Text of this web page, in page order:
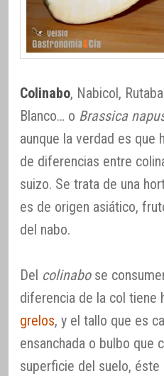
Colinabo, Nabicol,
Blanco… o Brassica
aunque la verdad es que
de diferencias entre
suizo. Se trata de una
es de origen asiático,
del nabo.
Del colinabose
diferencia de la col tiene
grelos, y el tallo que es
ensanchada o bulbo que
superficie del suelo,